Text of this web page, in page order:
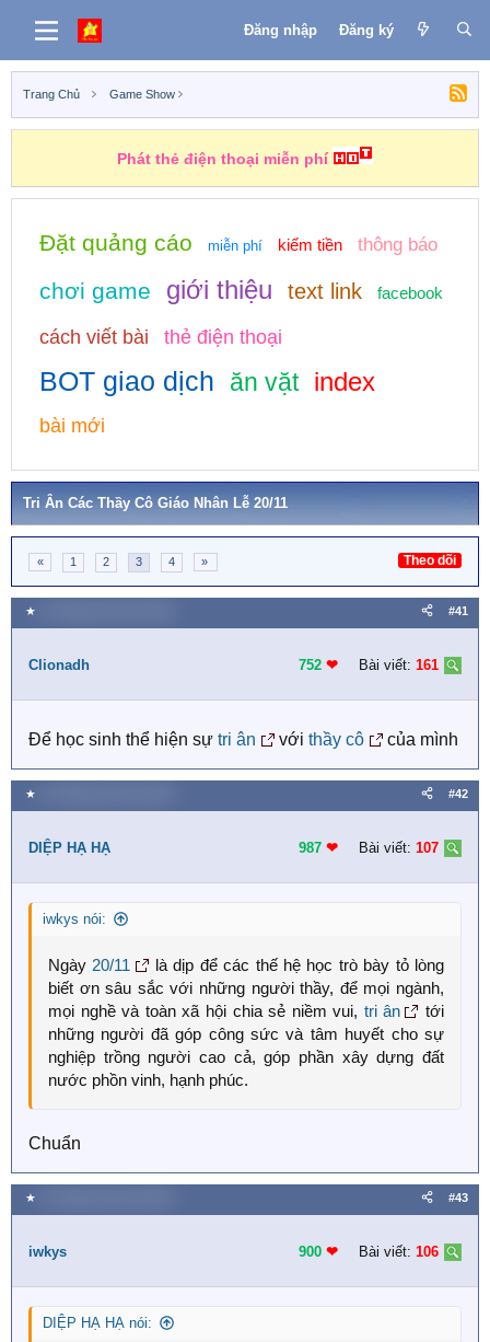
Đăng nhập Đăng ký
Trang Chủ Game Show
Phát thẻ điện thoại miễn phí
Đặt quảng cáo miễn phí kiếm tiền thông báo
chơi game giới thiệu text link facebook
cách viết bài thẻ điện thoại
BOT giao dịch ăn vặt index
bài mới
Tri Ân Các Thầy Cô Giáo Nhân Lễ 20/11
« 1 2 3 4 » Theo dõi
★ #41
Clionadh 752 ❤︎ Bài viết: 161
Để học sinh thể hiện sự tri ân với thầy cô của mình
★ #42
DIỆP HẠ HẠ 987 ❤︎ Bài viết: 107
iwkys nói:
Ngày 20/11
là dịp để các thế hệ học trò bày tỏ lòng
biết ơn sâu sắc với những người thầy, để mọi ngành,
mọi nghề và toàn xã hội chia sẻ niềm vui, tri ân
tới
những người đã góp công sức và tâm huyết cho sự
nghiệp trồng người cao cả, góp phần xây dựng đất
nước phồn vinh, hạnh phúc.
Chuẩn
★ #43
iwkys 900 ❤︎ Bài viết: 106
DIỆP HẠ HẠ nói: